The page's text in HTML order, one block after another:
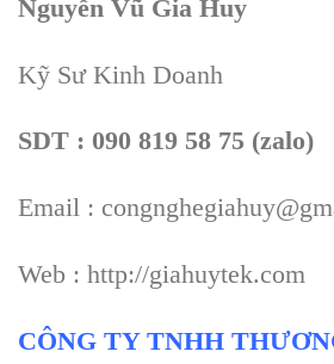
Nguyễn Vũ Gia Huy
Kỹ Sư Kinh Doanh
SDT : 090 819 58 75 (zalo)
Email :
Web : http://giahuytek.com
CÔNG TY TNHH